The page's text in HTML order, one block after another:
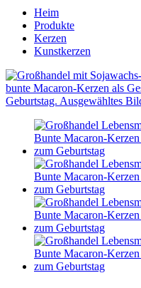
Heim
Produkte
Kerzen
Kunstkerzen